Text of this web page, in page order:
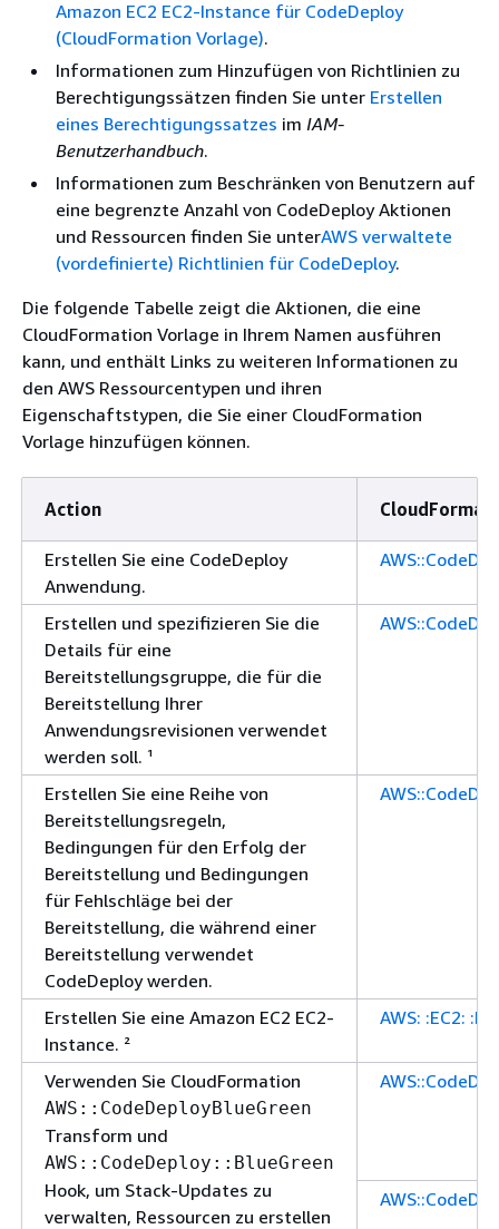
Amazon EC2 EC2-Instance für CodeDeploy
(CloudFormation Vorlage).
Informationen zum Hinzufügen von Richtlinien zu
Berechtigungssätzen finden Sie unter Erstellen
eines Berechtigungssatzes im IAM-
Benutzerhandbuch.
Informationen zum Beschränken von Benutzern auf
eine begrenzte Anzahl von CodeDeploy Aktionen
und Ressourcen finden Sie unterAWS verwaltete
(vordefinierte) Richtlinien für CodeDeploy.
Die folgende Tabelle zeigt die Aktionen, die eine
CloudFormation Vorlage in Ihrem Namen ausführen
kann, und enthält Links zu weiteren Informationen zu
den AWS Ressourcentypen und ihren
Eigenschaftstypen, die Sie einer CloudFormation
Vorlage hinzufügen können.
Action
Erstellen Sie eine CodeDeploy
Anwendung.
Erstellen und spezifizieren Sie die
Details für eine
Bereitstellungsgruppe, die für die
Bereitstellung Ihrer
Anwendungsrevisionen verwendet
werden soll. ¹
Erstellen Sie eine Reihe von
Bereitstellungsregeln,
Bedingungen für den Erfolg der
Bereitstellung und Bedingungen
für Fehlschläge bei der
Bereitstellung, die während einer
Bereitstellung verwendet
CodeDeploy werden.
Erstellen Sie eine Amazon EC2 EC2-
Instance. ²
AWS: :EC2:
Verwenden Sie CloudFormation
AWS::CodeDeployBlueGreen
Transform und
AWS::CodeDeploy::BlueGreen
Hook, um Stack-Updates zu
verwalten, Ressourcen zu erstellen